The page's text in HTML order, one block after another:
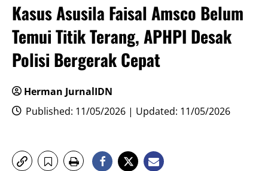
Kasus Asusila Faisal Amsco Belum
Temui Titik Terang, APHPI Desak
Polisi Bergerak Cepat
Herman JurnalIDN
Published: 11/05/2026 | Updated: 11/05/2026